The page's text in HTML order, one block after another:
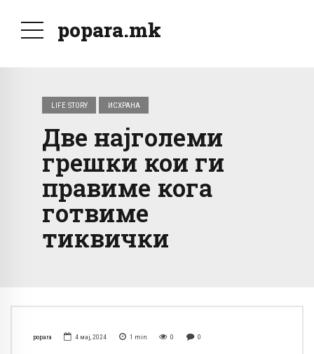
popara.mk
LIFE STORY ИСХРАНА
Две најголеми
грешки кои ги
правиме кога
готвиме
тиквички
popara 4 мај, 2024 1 min 0 0